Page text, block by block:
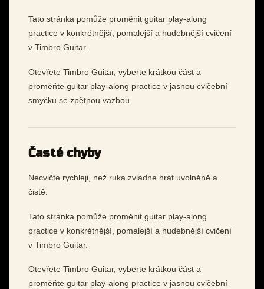
Tato stránka pomůže proměnit guitar play-along
practice v konkrétnější, pomalejší a hudebnější cvičení
v Timbro Guitar.
Otevřete Timbro Guitar, vyberte krátkou část a
proměňte guitar play-along practice v jasnou cvičební
smyčku se zpětnou vazbou.
Časté chyby
Necvičte rychleji, než ruka zvládne hrát uvolněně a
čistě.
Tato stránka pomůže proměnit guitar play-along
practice v konkrétnější, pomalejší a hudebnější cvičení
v Timbro Guitar.
Otevřete Timbro Guitar, vyberte krátkou část a
proměňte guitar play-along practice v jasnou cvičební